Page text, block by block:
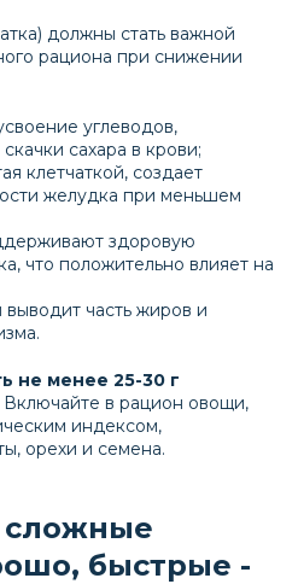
должны стать важной
рациона при снижении
углеводов,
сахара в крови;
клетчаткой, создает
желудка при меньшем
здоровую
что положительно влияет на
выводит часть жиров и
не менее 25-30 г
Включайте в рацион овощи,
индексом,
орехи и семена.
сложные
быстрые -